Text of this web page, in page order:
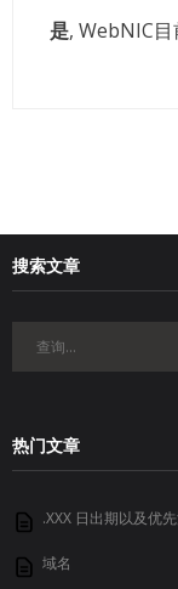
是, WebNIC目
搜索文章
热门文章
.XXX 日出期以及优
域名